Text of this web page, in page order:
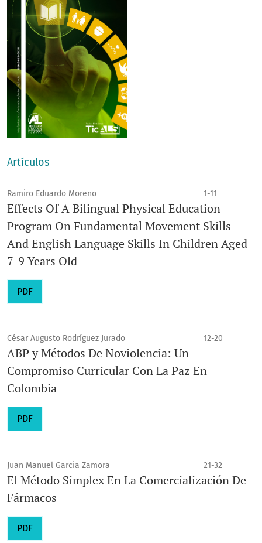
Artículos
Ramiro Eduardo Moreno 1-11
Effects Of A Bilingual Physical Education
Program On Fundamental Movement Skills
And English Language Skills In Children Aged
7-9 Years Old
PDF
César Augusto Rodríguez Jurado 12-20
ABP y Métodos De Noviolencia: Un
Compromiso Curricular Con La Paz En
Colombia
PDF
Juan Manuel Garcia Zamora 21-32
El Método Simplex En La Comercialización De
Fármacos
PDF